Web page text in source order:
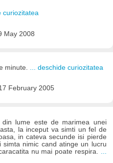
curiozitatea
May 2008
minute. ... deschide curiozitatea
February 2005
lume este de marimea unei
la inceput va simti un fel de
in cateva secunde isi pierde
nimic cand atinge un lucru
nu mai poate respira.